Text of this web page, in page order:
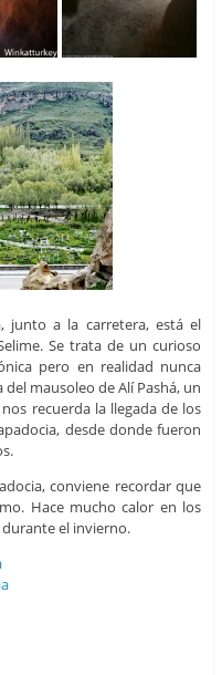
junto a la carretera, está el
Se trata de un curioso
pero en realidad nunca
mausoleo de Alí Pashá, un
recuerda la llegada de los
desde donde fueron
conviene recordar que
Hace mucho calor en los
durante el invierno.